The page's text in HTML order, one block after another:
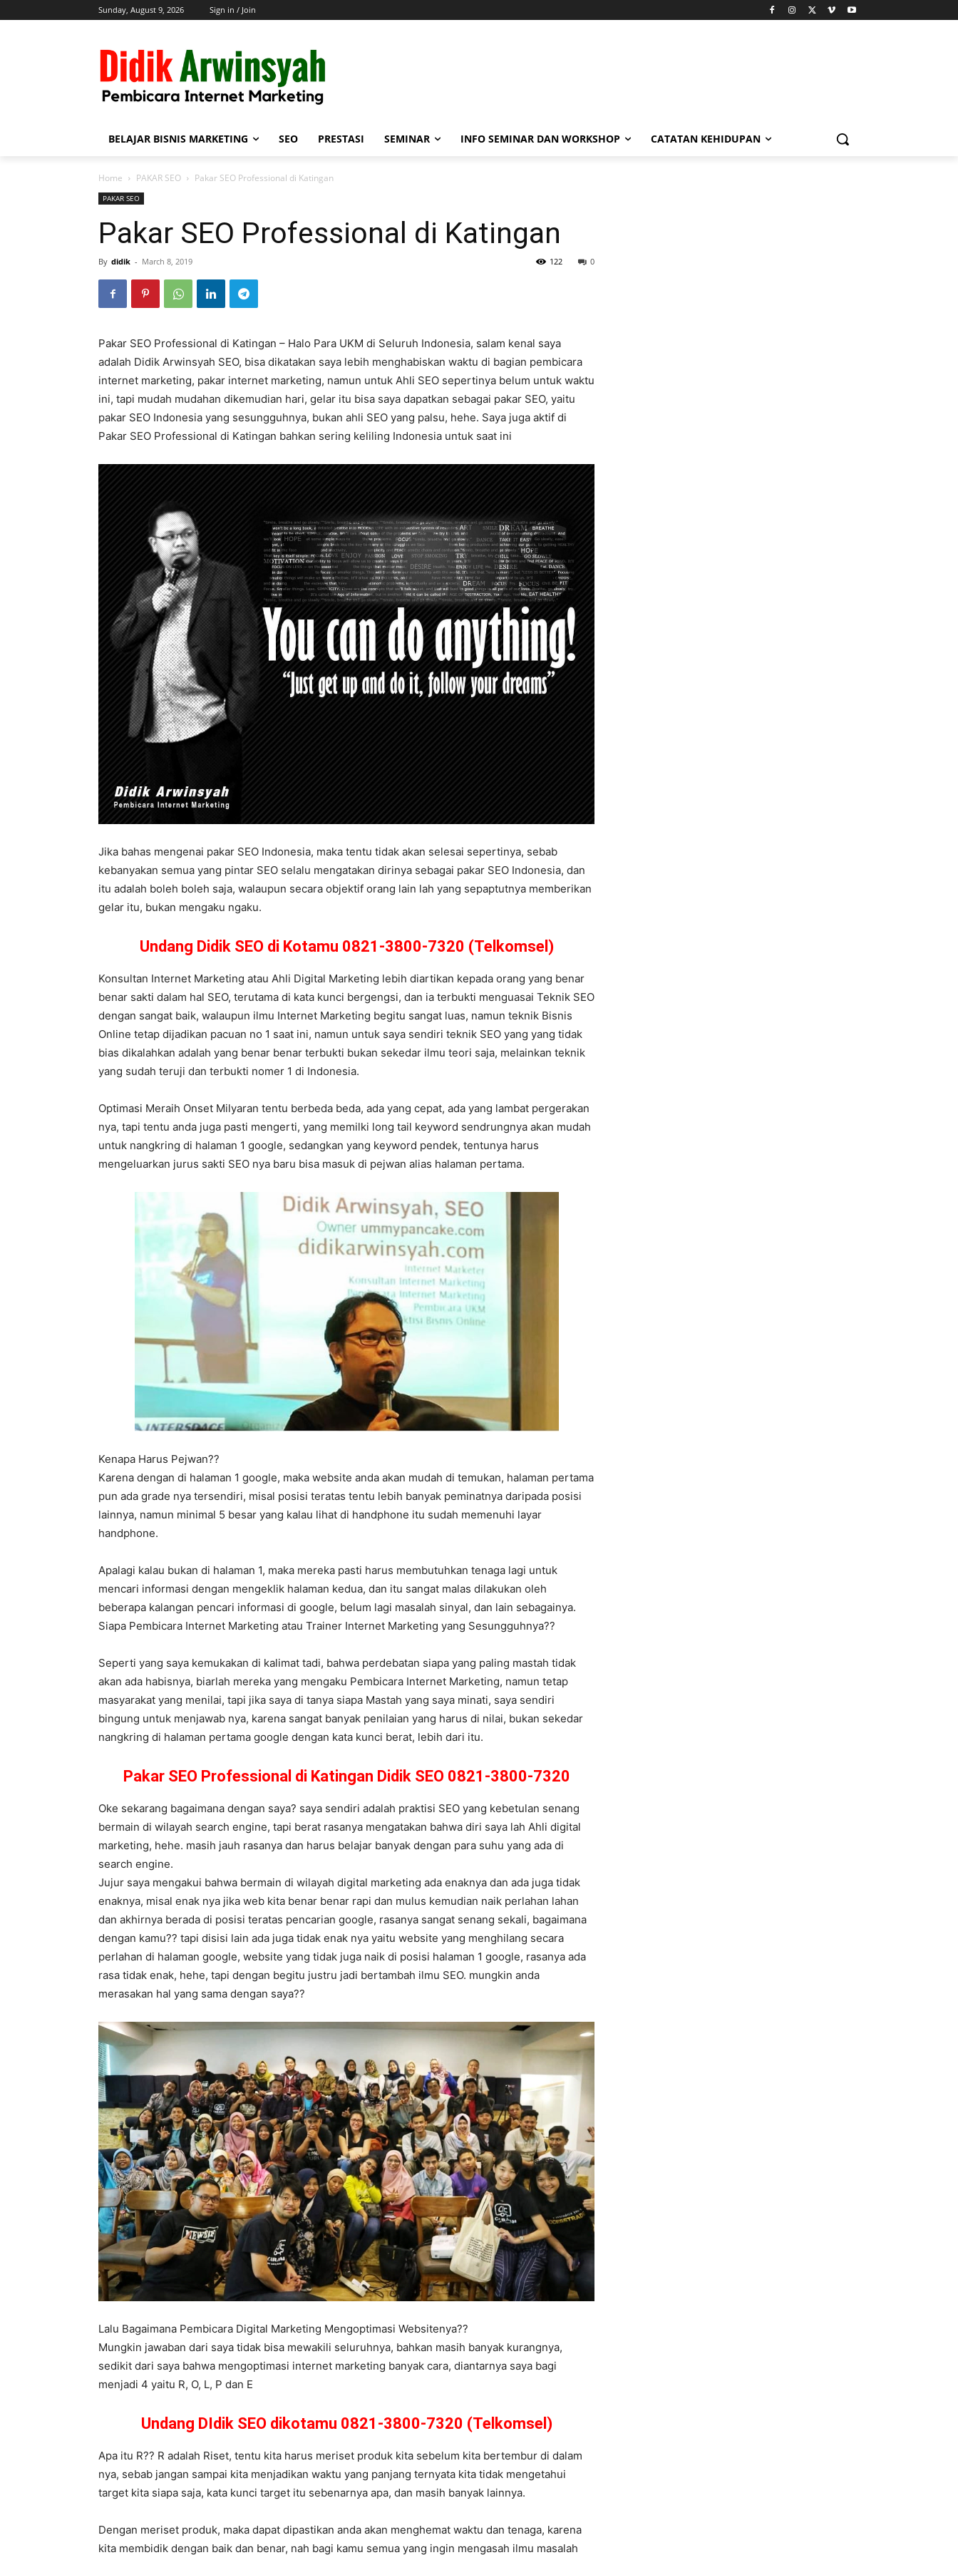
Sunday, August 9, 2026 Sign in / Join
BELAJAR BISNIS MARKETING SEO PRESTASI SEMINAR INFO SEMINAR DAN WORKSHOP CATATAN KEHIDUPAN
Home PAKAR SEO Pakar SEO Professional di Katingan
PAKAR SEO
Pakar SEO Professional di Katingan
By didik - March 8, 2019 0
122
Pakar SEO Professional di Katingan – Halo Para UKM di Seluruh Indonesia, salam kenal saya
adalah Didik Arwinsyah SEO, bisa dikatakan saya lebih menghabiskan waktu di bagian pembicara
internet marketing, pakar internet marketing, namun untuk Ahli SEO sepertinya belum untuk waktu
ini, tapi mudah mudahan dikemudian hari, gelar itu bisa saya dapatkan sebagai pakar SEO, yaitu
pakar SEO Indonesia yang sesungguhnya, bukan ahli SEO yang palsu, hehe. Saya juga aktif di
Pakar SEO Professional di Katingan bahkan sering keliling Indonesia untuk saat ini
Jika bahas mengenai pakar SEO Indonesia, maka tentu tidak akan selesai sepertinya, sebab
kebanyakan semua yang pintar SEO selalu mengatakan dirinya sebagai pakar SEO Indonesia, dan
itu adalah boleh boleh saja, walaupun secara objektif orang lain lah yang sepaptutnya memberikan
gelar itu, bukan mengaku ngaku.
Undang Didik SEO di Kotamu 0821-3800-7320 (Telkomsel)
Konsultan Internet Marketing atau Ahli Digital Marketing lebih diartikan kepada orang yang benar
benar sakti dalam hal SEO, terutama di kata kunci bergengsi, dan ia terbukti menguasai Teknik SEO
dengan sangat baik, walaupun ilmu Internet Marketing begitu sangat luas, namun teknik Bisnis
Online tetap dijadikan pacuan no 1 saat ini, namun untuk saya sendiri teknik SEO yang yang tidak
bias dikalahkan adalah yang benar benar terbukti bukan sekedar ilmu teori saja, melainkan teknik
yang sudah teruji dan terbukti nomer 1 di Indonesia.
Optimasi Meraih Onset Milyaran tentu berbeda beda, ada yang cepat, ada yang lambat pergerakan
nya, tapi tentu anda juga pasti mengerti, yang memilki long tail keyword sendrungnya akan mudah
untuk nangkring di halaman 1 google, sedangkan yang keyword pendek, tentunya harus
mengeluarkan jurus sakti SEO nya baru bisa masuk di pejwan alias halaman pertama.
Kenapa Harus Pejwan??
Karena dengan di halaman 1 google, maka website anda akan mudah di temukan, halaman pertama
pun ada grade nya tersendiri, misal posisi teratas tentu lebih banyak peminatnya daripada posisi
lainnya, namun minimal 5 besar yang kalau lihat di handphone itu sudah memenuhi layar
handphone.
Apalagi kalau bukan di halaman 1, maka mereka pasti harus membutuhkan tenaga lagi untuk
mencari informasi dengan mengeklik halaman kedua, dan itu sangat malas dilakukan oleh
beberapa kalangan pencari informasi di google, belum lagi masalah sinyal, dan lain sebagainya.
Siapa Pembicara Internet Marketing atau Trainer Internet Marketing yang Sesungguhnya??
Seperti yang saya kemukakan di kalimat tadi, bahwa perdebatan siapa yang paling mastah tidak
akan ada habisnya, biarlah mereka yang mengaku Pembicara Internet Marketing, namun tetap
masyarakat yang menilai, tapi jika saya di tanya siapa Mastah yang saya minati, saya sendiri
bingung untuk menjawab nya, karena sangat banyak penilaian yang harus di nilai, bukan sekedar
nangkring di halaman pertama google dengan kata kunci berat, lebih dari itu.
Pakar SEO Professional di Katingan Didik SEO 0821-3800-7320
Oke sekarang bagaimana dengan saya? saya sendiri adalah praktisi SEO yang kebetulan senang
bermain di wilayah search engine, tapi berat rasanya mengatakan bahwa diri saya lah Ahli digital
marketing, hehe. masih jauh rasanya dan harus belajar banyak dengan para suhu yang ada di
search engine.
Jujur saya mengakui bahwa bermain di wilayah digital marketing ada enaknya dan ada juga tidak
enaknya, misal enak nya jika web kita benar benar rapi dan mulus kemudian naik perlahan lahan
dan akhirnya berada di posisi teratas pencarian google, rasanya sangat senang sekali, bagaimana
dengan kamu?? tapi disisi lain ada juga tidak enak nya yaitu website yang menghilang secara
perlahan di halaman google, website yang tidak juga naik di posisi halaman 1 google, rasanya ada
rasa tidak enak, hehe, tapi dengan begitu justru jadi bertambah ilmu SEO. mungkin anda
merasakan hal yang sama dengan saya??
Lalu Bagaimana Pembicara Digital Marketing Mengoptimasi Websitenya??
Mungkin jawaban dari saya tidak bisa mewakili seluruhnya, bahkan masih banyak kurangnya,
sedikit dari saya bahwa mengoptimasi internet marketing banyak cara, diantarnya saya bagi
menjadi 4 yaitu R, O, L, P dan E
Undang DIdik SEO dikotamu 0821-3800-7320 (Telkomsel)
Apa itu R?? R adalah Riset, tentu kita harus meriset produk kita sebelum kita bertembur di dalam
nya, sebab jangan sampai kita menjadikan waktu yang panjang ternyata kita tidak mengetahui
target kita siapa saja, kata kunci target itu sebenarnya apa, dan masih banyak lainnya.
Dengan meriset produk, maka dapat dipastikan anda akan menghemat waktu dan tenaga, karena
kita membidik dengan baik dan benar, nah bagi kamu semua yang ingin mengasah ilmu masalah